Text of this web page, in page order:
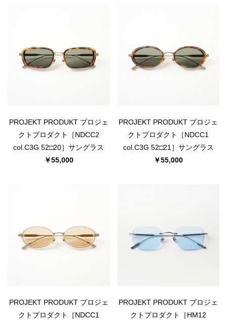
PROJEKT PRODUKT プロジェ
クトプロダクト［NDCC2
col.C3G 52□20］サングラス
￥55,000
PROJEKT PRODUKT プロジェ
クトプロダクト［NDCC1
col.C3G 52□21］サングラス
￥55,000
PROJEKT PRODUKT プロジェ
クトプロダクト［NDCC1
PROJEKT PRODUKT プロジェ
クトプロダクト［HM12